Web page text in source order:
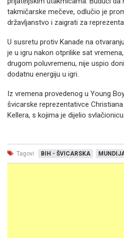
takmičarske mečeve, odlučio je
državljanstvo i zaigrati za
U susretu protiv Kanade na
je u igru nakon otprilike sat
drugom poluvremenu, nije uspio
dodatnu energiju u igri.
Iz vremena provedenog u Young
švicarske reprezentativce
Kellera, s kojima je dijelio svlačionicu.
Tagovi: BIH - ŠVICARSKA